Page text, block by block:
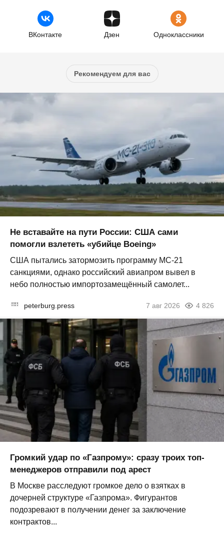
ВКонтакте Дзен Одноклассники
Рекомендуем для вас
Не вставайте на пути России: США сами
помогли взлететь «убийце Boeing»
США пытались затормозить программу МС-21
санкциями, однако российский авиапром вывел в
небо полностью импортозамещённый самолет...
peterburg.press 7 авг 2026 4 826
Громкий удар по «Газпрому»: сразу троих топ-
менеджеров отправили под арест
В Москве расследуют громкое дело о взятках в
дочерней структуре «Газпрома». Фигурантов
подозревают в получении денег за заключение
контрактов...